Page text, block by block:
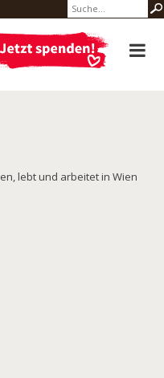
lebt und arbeitet in Wien